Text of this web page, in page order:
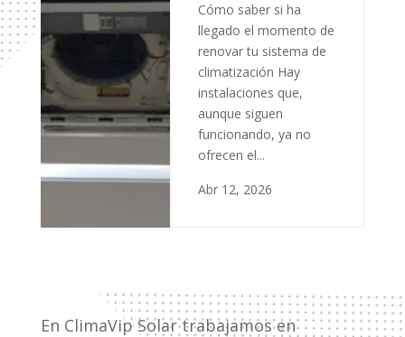
Cómo saber si ha
llegado el momento de
renovar tu sistema de
climatización Hay
instalaciones que,
aunque siguen
funcionando, ya no
ofrecen el...
Abr 12, 2026
En ClimaVip Solar trabajamos en